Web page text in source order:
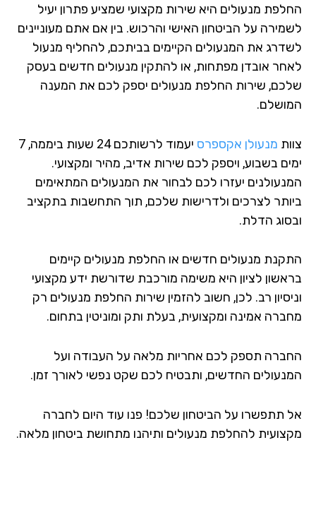
מנעולים היא שירות מקצועי שמציע פתרון יעיל
על הביטחון האישי והרכוש. בין אם אתם מעוניינים
את המנעולים הקיימים בביתכם, להחליף מנעול
אובדן מפתחות, או להתקין מנעולים חדשים בעסק
שירות החלפת מנעולים יספק לכם את המענה
מנעולן אקספרס
יעמוד לרשותכם 24 שעות ביממה, 7
בשבוע, ויספק לכם שירות אדיב, מהיר ומקצועי.
יעזרו לכם לבחור את המנעולים המתאימים
לצרכים ולדרישות שלכם, תוך התחשבות בתקציב
הדלת.
מנעולים חדשים או החלפת מנעולים קיימים
לציון היא משימה מורכבת שדורשת ידע מקצועי
רב. לכן, חשוב להזמין שירות החלפת מנעולים רק
אמינה ומקצועית, בעלת ותק ומוניטין בתחום.
תספק לכם אחריות מלאה על העבודה ועל
החדשים, ותבטיח לכם שקט נפשי לאורך זמן.
תתפשרו על הביטחון שלכם! פנו עוד היום לחברה
להחלפת מנעולים ותיהנו מתחושת ביטחון מלאה.